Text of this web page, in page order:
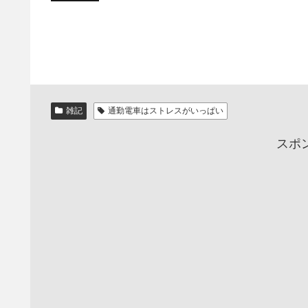
雑記 通勤電車はストレスがいっぱい
スポ